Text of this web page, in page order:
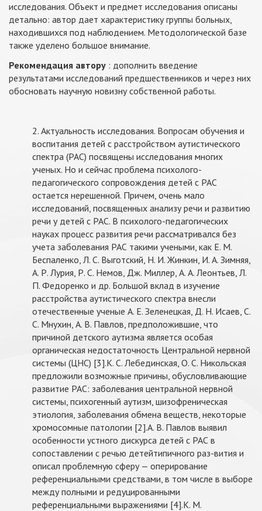
исследования. Объект и предмет исследования описаны
детально: автор дает характеристику группы больных,
находившихся под наблюдением. Методологической базе
также уделено большое внимание.
Рекомендация автору : дополнить введение
результатами исследований предшественников и через них
обосновать научную новизну собственной работы.
2. Актуальность исследования. Вопросам обучения и
воспитания детей с расстройством аутистического
спектра (РАС) посвящены исследования многих
ученых. Но и сейчас проблема психолого-
педагогического сопровождения детей с РАС
остается нерешенной. Причем, очень мало
исследований, посвященных анализу речи и развитию
речи у детей с РАС. В психолого-педагогических
науках процесс развития речи рассматривался без
учета заболевания РАС такими учеными, как Е. М.
Беспаленко, Л. С. Выготский, Н. И. Жинкин, И. А. Зимняя,
А. Р. Лурия, Р. С. Немов, Дж. Миллер, А. А. Леонтьев, Л.
П. Федоренко и др. Большой вклад в изучение
расстройства аутистического спектра внесли
отечественные ученые А. Е. Зеленецкая, Д. Н. Исаев, С.
С. Мнухин, А. В. Павлов, предположившие, что
причиной детского аутизма является особая
органическая недостаточность Центральной нервной
системы (ЦНС) [3].К. С. Лебединская, О. С. Никольская
предложили возможные причины, обусловливающие
развитие РАС: заболевания центральной нервной
системы, психогенный аутизм, шизофреническая
этиология, заболевания обмена веществ, некоторые
хромосомные патологии [2].А. В. Павлов выявил
особенности устного дискурса детей с РАС в
сопоставлении с речью детейтипичного раз-вития и
описал проблемную сферу — оперирование
референциальными средствами, в том числе в выборе
между полными и редуцированными
референциальными выражениями [4].К. М.